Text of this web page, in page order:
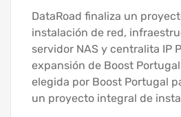
DataRoad finaliza un
instalación de red,
servidor NAS y centralita IP
expansión de Boost
elegida por Boost Portugal
un proyecto integral de